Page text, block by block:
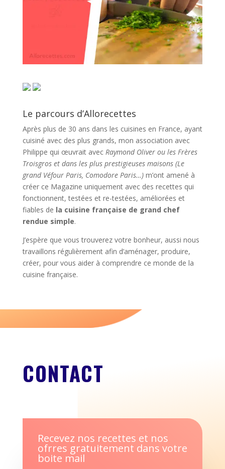
Le parcours d’Allorecettes
Après plus de 30 ans dans les cuisines en France, ayant
cuisiné avec des plus grands, mon association avec
Philippe qui œuvrait avec Raymond Oliver ou les Frères
Troisgros et dans les plus prestigieuses maisons (Le
grand Véfour Paris, Comodore Paris…)m’ont amené à
créer ce Magazine uniquement avec des recettes qui
fonctionnent, testées et re-testées, améliorées et
fiables de la cuisine française de grand chef
rendue simple.
J’espère que vous trouverez votre bonheur, aussi nous
travaillons régulièrement afin d’aménager, produire,
créer, pour vous aider à comprendre ce monde de la
cuisine française.
CONTACT
Recevez nos recettes et nos
ofrres gratuitement dans votre
boite mail